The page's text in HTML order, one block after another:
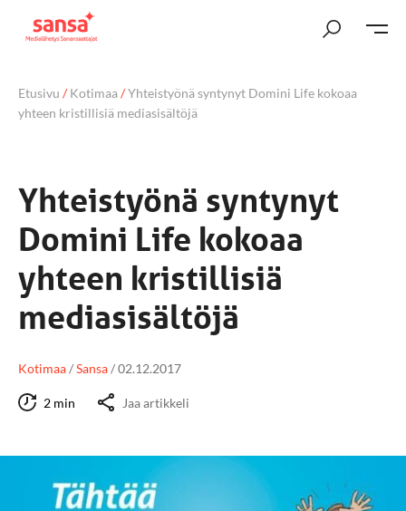
Etusivu /Kotimaa/Yhteistyönä syntynyt Domini Life kokoaa
yhteen kristillisiä mediasisältöjä
Yhteistyönä syntynyt
Domini Life kokoaa
yhteen kristillisiä
mediasisältöjä
Kotimaa/Sansa/02.12.2017
2 min Jaa artikkeli